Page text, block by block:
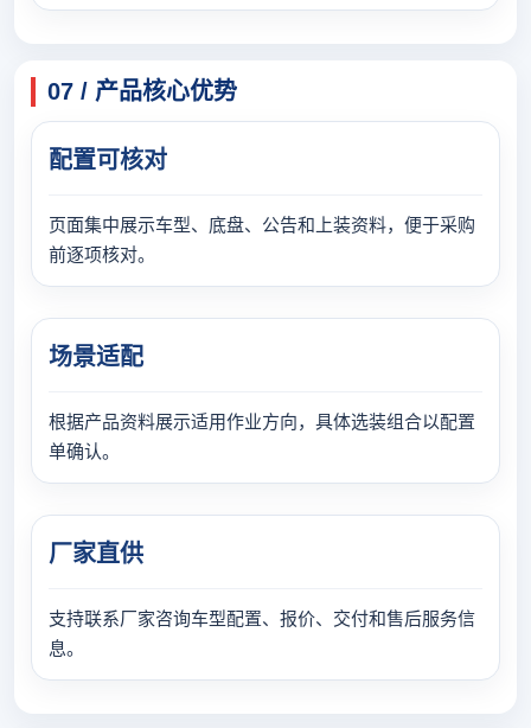
07 / 产品核心优势
配置可核对
页面集中展示车型、底盘、公告和上装资料，便于采购
前逐项核对。
场景适配
根据产品资料展示适用作业方向，具体选装组合以配置
单确认。
厂家直供
支持联系厂家咨询车型配置、报价、交付和售后服务信
息。